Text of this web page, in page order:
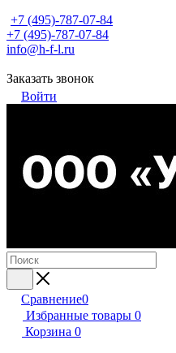
+7 (495)-787-07-84
+7 (495)-787-07-84
info@h-f-l.ru
Заказать звонок
Войти
Сравнение0
Избранные товары 0
Корзина 0